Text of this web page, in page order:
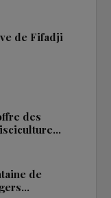
de Fifadji
des
de